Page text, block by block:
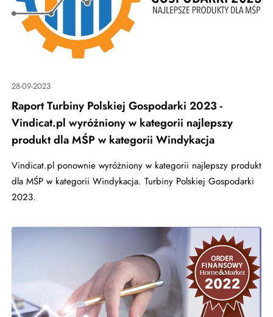
28-09-2023
Raport Turbiny Polskiej Gospodarki 2023 -
Vindicat.pl wyróżniony w kategorii najlepszy
produkt dla MŚP w kategorii Windykacja
Vindicat.pl ponownie wyróżniony w kategorii najlepszy produkt
dla MŚP w kategorii Windykacja. Turbiny Polskiej Gospodarki
2023.